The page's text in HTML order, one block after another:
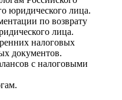
юридического лица.
по возврату
лица.
налоговых
документов.
с налоговыми